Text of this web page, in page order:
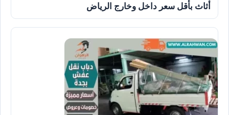
أثاث بأقل سعر داخل وخارج الرياض